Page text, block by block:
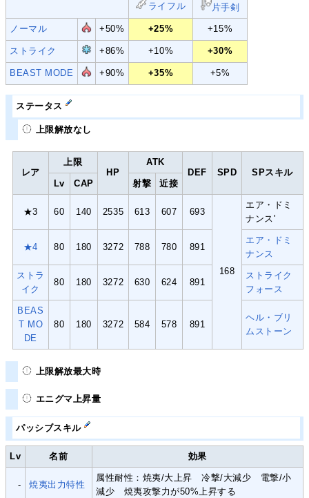
ライフル 片手剣
ノーマル +50% +25% +15%
ストライク +86% +10% +30%
BEAST MODE +90% +35% +5%
ステータス
上限解放なし
レア
上限
HP
ATK
DEF
SPD
SPスキル
Lv
CAP 射撃 近接
★3 60 140 2535 613 607 693
168
エア・ドミ
ナンス'
★4 80 180 3272 788 780 891
エア・ドミ
ナンス
ストラ
イク
80 180 3272 630 624 891
ストライク
フォース
BEAS
T MO
DE
80 180 3272 584 578 891
ヘル・ブリ
ムストーン
上限解放最大時
エニグマ上昇量
パッシブスキル
Lv 名前 効果
- 焼夷出力特性
属性耐性：焼夷/大上昇 冷撃/大減少 電撃/小
減少 焼夷攻撃力が50%上昇する